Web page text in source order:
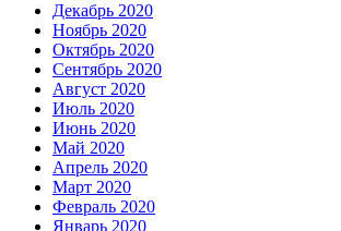
Декабрь 2020
Ноябрь 2020
Октябрь 2020
Сентябрь 2020
Август 2020
Июль 2020
Июнь 2020
Май 2020
Апрель 2020
Март 2020
Февраль 2020
Январь 2020